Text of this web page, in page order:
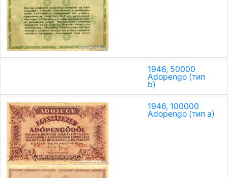
1946, 50000
Adopengo (тип
b)
1946, 100000
Adopengo (тип a)